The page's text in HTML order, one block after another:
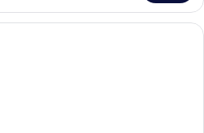
Ett modernt hotellrum med en stor